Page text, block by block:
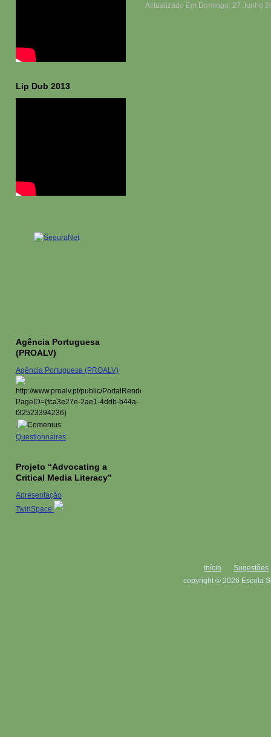
Actualizado Em Domingo, 27 Junho
Lip Dub 2013
Agência Portuguesa
(PROALV)
Agência Portuguesa (PROALV)
.
Questionnaires
Projeto “Advocating a
Critical Media Literacy”
Apresentação
TwinSpace
Início
Sugestões
copyright © 2026 Escola